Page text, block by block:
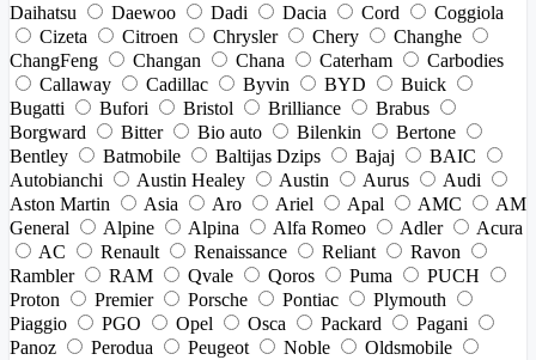
Daihatsu
Daewoo Dadi Dacia Cord
Coggiola
Cizeta
Citroen Chrysler Chery
Changhe
ChangFeng
Changan Chana Caterham
Carbodies
Callaway
Cadillac Byvin BYD
Buick
Bugatti
Bufori Bristol Brilliance
Brabus
Borgward
Bitter Bio auto Bilenkin
Bertone
Bentley
Batmobile Baltijas Dzips Bajaj
BAIC
Autobianchi
Austin Healey Austin Aurus
Audi
Aston Martin
Asia Aro Ariel Apal AMC
AM
General
Alpine Alpina Alfa Romeo Adler
Acura
AC
Renault Renaissance Reliant
Ravon
Rambler
RAM Qvale Qoros Puma
PUCH
Proton
Premier Porsche Pontiac
Plymouth
Piaggio
PGO Opel Osca Packard
Pagani
Panoz
Perodua Peugeot Noble
Oldsmobile